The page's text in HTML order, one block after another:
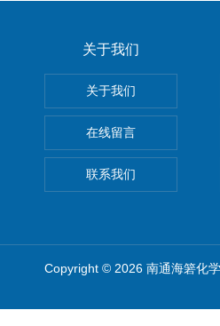
关于我们
关于我们
在线留言
联系我们
Copyright © 2026 南通海箬化